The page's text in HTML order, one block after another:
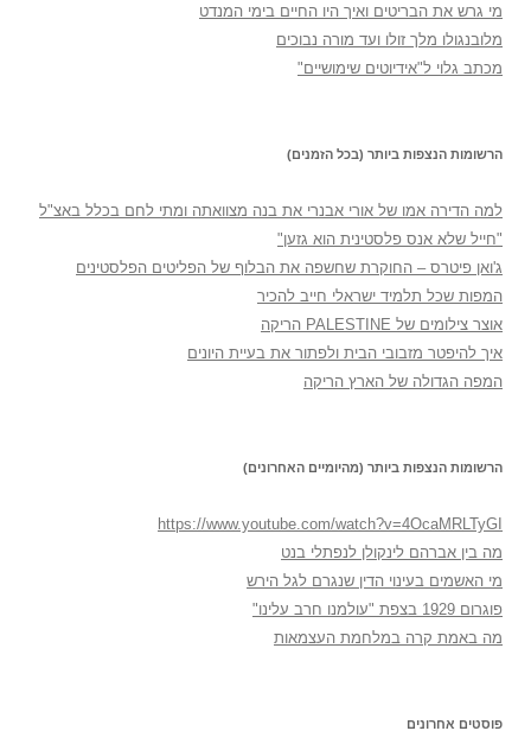
מי גרש את הבריטים ואיך היו החיים בימי המנדט
מלובנגולו מלך זולו ועד מורה נבוכים
מכתב גלוי ל"אידיוטים שימושיים"
הרשומות הנצפות ביותר (בכל הזמנים)
למה הדירה אמו של אורי אבנרי את בנה מצוואתה ומתי לחם בכלל באצ"ל
"חייל שלא אנס פלסטינית הוא גזען"
ג'ואן פיטרס – החוקרת שחשפה את הבלוף של הפליטים הפלסטינים
המפות שכל תלמיד ישראלי חייב להכיר
אוצר צילומים של PALESTINE הריקה
איך להיפטר מזבובי הבית ולפתור את בעיית היונים
המפה הגדולה של הארץ הריקה
הרשומות הנצפות ביותר (מהיומיים האחרונים)
https://www.youtube.com/watch?v=4OcaMRLTyGI
מה בין אברהם לינקולן לנפתלי בנט
מי האשמים בעינוי הדין שנגרם לגל הירש
פוגרום 1929 בצפת "עולמנו חרב עלינו"
מה באמת קרה במלחמת העצמאות
פוסטים אחרונים